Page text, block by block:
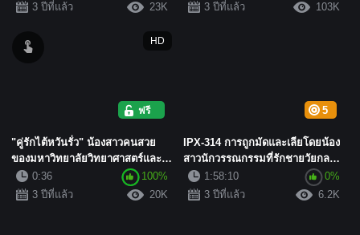
3 ปีที่แล้ว
23K
3 ปีที่แล้ว
103K
ฟรี
HD
"คู่รักไต้หวันรั่ว" น้องสาวคนสวย
ของมหาวิทยาลัยวิทยาศาสตร์และ
เทคโนโลยีหลิ...
0:36
100%
3 ปีที่แล้ว
20K
5
IPX-314 การถูกมัดและเลียโดยน้อง
สาวนักวรรณกรรมที่รักชายวัยกลาง
คนทำให้เธอรู้สึกดี ยู...
1:58:10
0%
3 ปีที่แล้ว
6.2K